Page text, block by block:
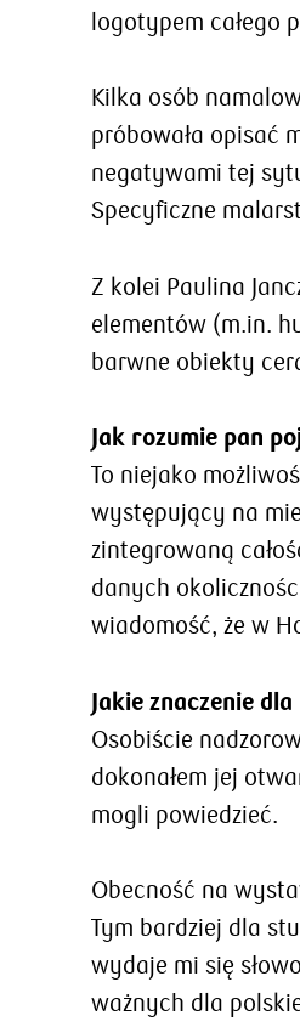
logotypem całego
Kilka osób
próbowała opisać
negatywami tej
Specyficzne
Z kolei Paulina
elementów (m.in.
barwne obiekty
Jak rozumie pan
To niejako
występujący na
zintegrowaną
danych
wiadomość, że w
Jakie znaczenie
Osobiście
dokonałem jej
mogli powiedzieć.
Obecność na
Tym bardziej dla
wydaje mi się
ważnych dla